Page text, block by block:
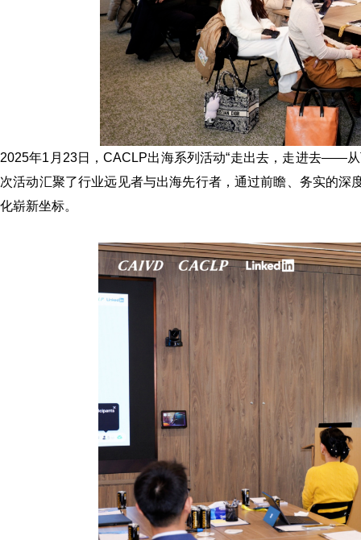
2025年1月23日，CACLP出海系列活动“走出去，走进去——
次活动汇聚了行业远见者与出海先行者，通过前瞻、务实的
化崭新坐标。